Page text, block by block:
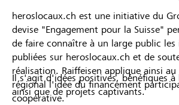
heroslocaux.ch est une initiative du
devise "Engagement pour la Suisse"
de faire connaître à un large public
publiées sur heroslocaux.ch et de
réalisation. Raiffeisen applique ainsi
régional l'idée du financement
coopérative.
Il s'agit d'idées positives, bénéfiques
ainsi que de projets captivants.